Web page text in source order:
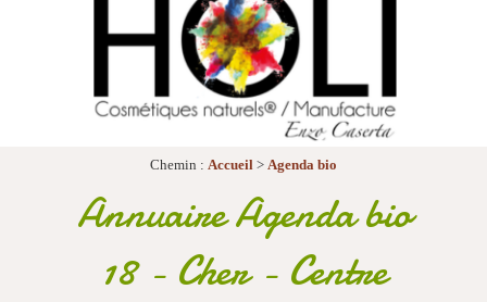
Chemin : Accueil > Agenda bio
Annuaire Agenda bio
18 - Cher - Centre